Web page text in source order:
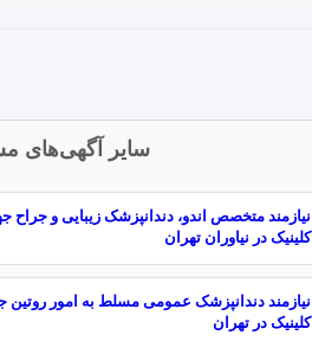
سایر آگهی‌های
نیازمند متخصص اندو، دندانپزشک زیبایی و جراح
کلینیک در نیاوران تهران
نیازمند دندانپزشک عمومی مسلط به امور
کلینیک در تهران